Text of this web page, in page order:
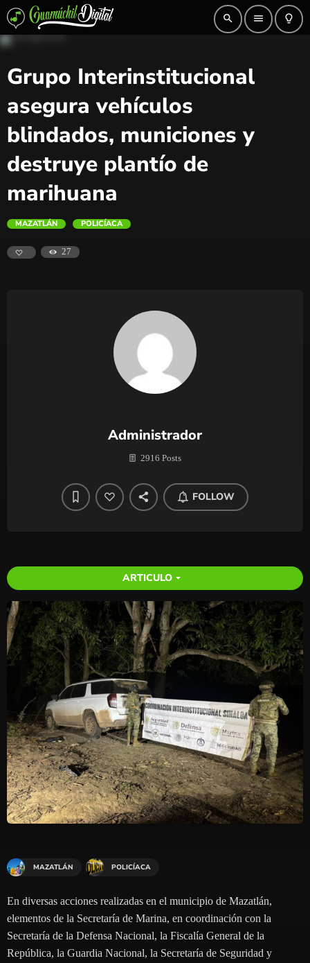
search menu lightbulb_outline
Grupo Interinstitucional
asegura vehículos
blindados, municiones y
destruye plantío de
marihuana
MAZATLÁN POLICÍACA
27
Administrador
2916 Posts
FOLLOW
ARTICULO arrow_drop_down
MAZATLÁN POLICÍACA
En diversas acciones realizadas en el municipio de Mazatlán,
elementos de la Secretaría de Marina, en coordinación con la
Secretaría de la Defensa Nacional, la Fiscalía General de la
República, la Guardia Nacional, la Secretaría de Seguridad y